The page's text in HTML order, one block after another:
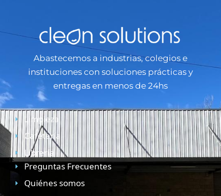
Abastecemos a industrias, colegios e
instituciones con soluciones prácticas y
entregas en menos de 24hs
Limpieza
Cafetería
Librería
Preguntas Frecuentes
Quiénes somos